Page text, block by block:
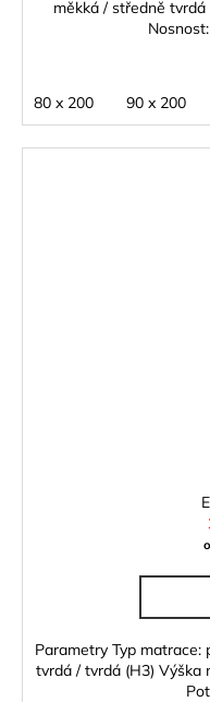
měkká / středně
80 x 200 90 x 200
Parametry Typ matrace:
tvrdá / tvrdá (H3) Výška